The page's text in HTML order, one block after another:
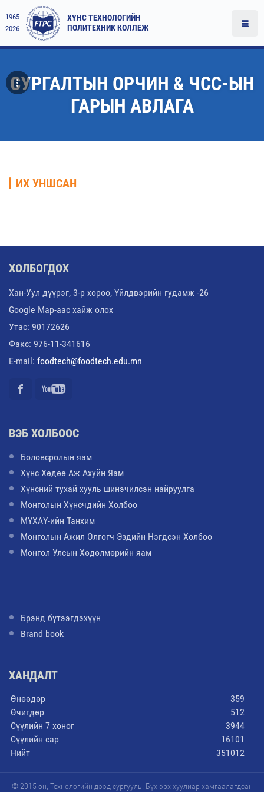
1965
2026
ХҮНС ТЕХНОЛОГИЙН
ПОЛИТЕХНИК КОЛЛЕЖ
СУРГАЛТЫН ОРЧИН & ЧСС-ЫН
ГАРЫН АВЛАГА
ИХ УНШСАН
ХОЛБОГДОХ
Хан-Уул дүүрэг, 3-р хороо, Үйлдвэрийн гудамж -26
Google Map-аас хайж олох
Утас: 90172626
Факс: 976-11-341616
E-mail: foodtech@foodtech.edu.mn
ВЭБ ХОЛБООС
Боловсролын яам
Хүнс Хөдөө Аж Ахуйн Яам
Хүнсний тухай хууль шинэчилсэн найруулга
Монголын Хүнсчдийн Холбоо
МҮХАҮ-ийн Танхим
Монголын Ажил Олгогч Эздийн Нэгдсэн Холбоо
Монгол Улсын Хөдөлмөрийн яам
Брэнд бүтээгдэхүүн
Brand book
ХАНДАЛТ
Өнөөдөр
359
Өчигдөр
512
Сүүлийн 7 хоног
3944
Сүүлийн сар
16101
Нийт
351012
© 2015 он, Технологийн дээд сургууль. Бүх эрх хуулиар хамгаалагдсан